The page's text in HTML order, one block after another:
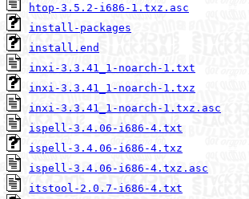
htop-3.5.2-i686-1.txz.asc
install-packages
install.end
inxi-3.3.41_1-noarch-1.txt
inxi-3.3.41_1-noarch-1.txz
inxi-3.3.41_1-noarch-1.txz.asc
ispell-3.4.06-i686-4.txt
ispell-3.4.06-i686-4.txz
ispell-3.4.06-i686-4.txz.asc
itstool-2.0.7-i686-4.txt